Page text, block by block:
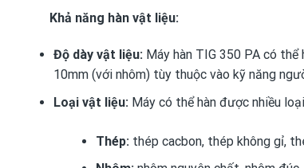
Khả năng hàn vật liệu:
Độ dày vật liệu:Máy hàn TIG 350 PA có
10mm (với nhôm) tùy thuộc vào kỹ năng
Loại vật liệu:Máy có thể hàn được nhiều
Thép:thép cacbon, thép không gỉ,